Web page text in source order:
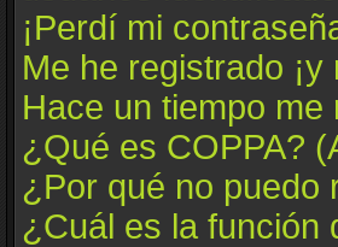
¡Perdí mi
Me he registrado
Hace un tiempo me
¿Qué es COPPA?
¿Por qué no puedo
¿Cuál es la función